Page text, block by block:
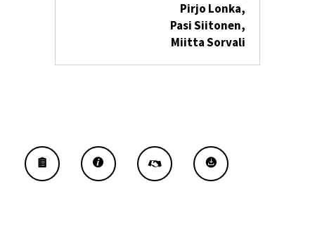
Pirjo Lonka,
Pasi Siitonen,
Miitta Sorvali